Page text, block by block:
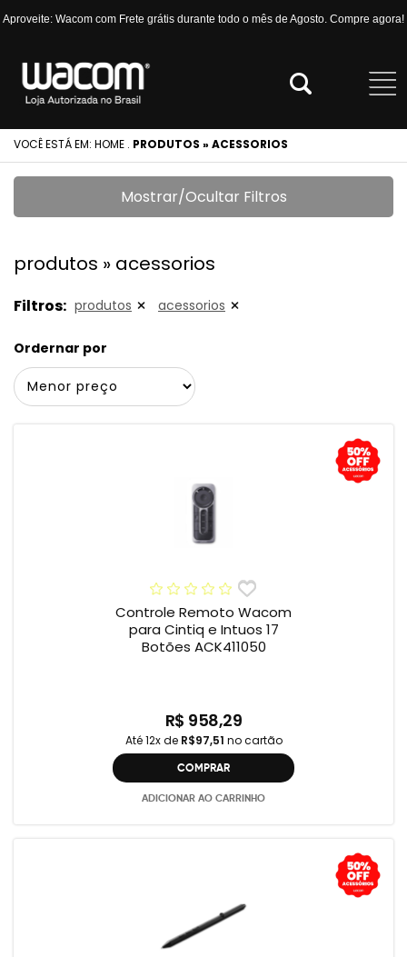
Aproveite: Wacom com Frete grátis durante todo o mês de Agosto. Compre agora!
VOCÊ ESTÁ EM: HOME . PRODUTOS » ACESSORIOS
Mostrar/Ocultar Filtros
produtos » acessorios
Filtros: produtos acessorios
Ordernar por
Controle Remoto Wacom
para Cintiq e Intuos 17
Botões ACK411050
R$ 958,29
Até 12x de R$97,51 no cartão
COMPRAR
ADICIONAR AO CARRINHO